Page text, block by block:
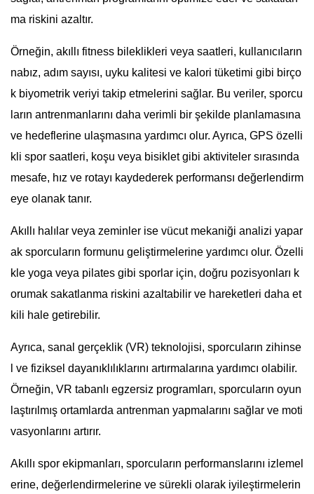
ma riskini azaltır.
Örneğin, akıllı fitness bileklikleri veya saatleri, kullanıcıların
nabız, adım sayısı, uyku kalitesi ve kalori tüketimi gibi birço
k biyometrik veriyi takip etmelerini sağlar. Bu veriler, sporcu
ların antrenmanlarını daha verimli bir şekilde planlamasına
ve hedeflerine ulaşmasına yardımcı olur. Ayrıca, GPS özelli
kli spor saatleri, koşu veya bisiklet gibi aktiviteler sırasında
mesafe, hız ve rotayı kaydederek performansı değerlendirm
eye olanak tanır.
Akıllı halılar veya zeminler ise vücut mekaniği analizi yapar
ak sporcuların formunu geliştirmelerine yardımcı olur. Özelli
kle yoga veya pilates gibi sporlar için, doğru pozisyonları k
orumak sakatlanma riskini azaltabilir ve hareketleri daha et
kili hale getirebilir.
Ayrıca, sanal gerçeklik (VR) teknolojisi, sporcuların zihinse
l ve fiziksel dayanıklılıklarını artırmalarına yardımcı olabilir.
Örneğin, VR tabanlı egzersiz programları, sporcuların oyun
laştırılmış ortamlarda antrenman yapmalarını sağlar ve moti
vasyonlarını artırır.
Akıllı spor ekipmanları, sporcuların performanslarını izlemel
erine, değerlendirmelerine ve sürekli olarak iyileştirmelerin